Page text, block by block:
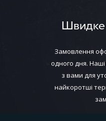
Швидке
Замовлення
одного дня.
з вами для
найкоротші